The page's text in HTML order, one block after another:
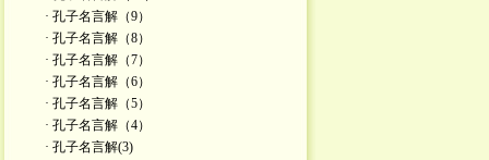
· 孔子名言解（9）
· 孔子名言解（8）
· 孔子名言解（7）
· 孔子名言解（6）
· 孔子名言解（5）
· 孔子名言解（4）
· 孔子名言解(3)